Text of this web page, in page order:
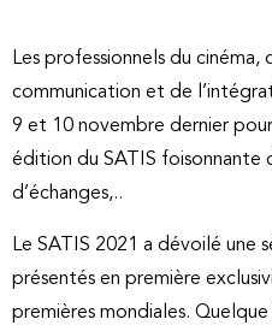
Les professionnels du cinéma,
communication et de
9 et 10 novembre dernier
édition du SATIS foisonnante
d’échanges,..
Le SATIS 2021 a dévoilé une
présentés en première
premières mondiales.